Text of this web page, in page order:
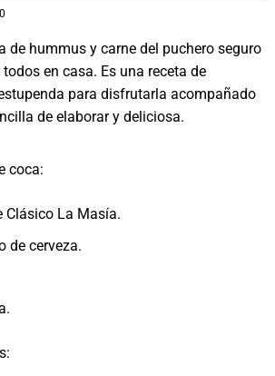
de hummus y carne del puchero seguro
en casa. Es una receta de
para disfrutarla acompañado
de elaborar y deliciosa.
coca:
Clásico La Masía.
de cerveza.